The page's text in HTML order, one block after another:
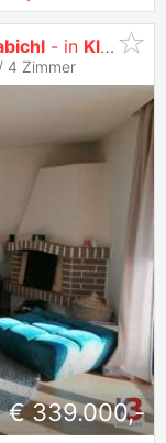
- in Klagenfurt
4 Zimmer
€ 339.000,-